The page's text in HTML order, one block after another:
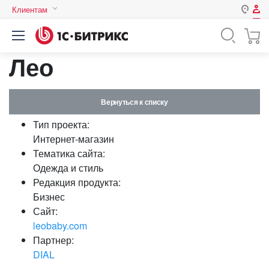
Клиентам
Авторизация
Логин
Пароль
Лео
Вернуться к списку
Тип проекта:
Интернет-магазин
Тематика сайта:
Одежда и стиль
Редакция продукта:
Бизнес
Сайт:
leobaby.com
Партнер:
DIAL